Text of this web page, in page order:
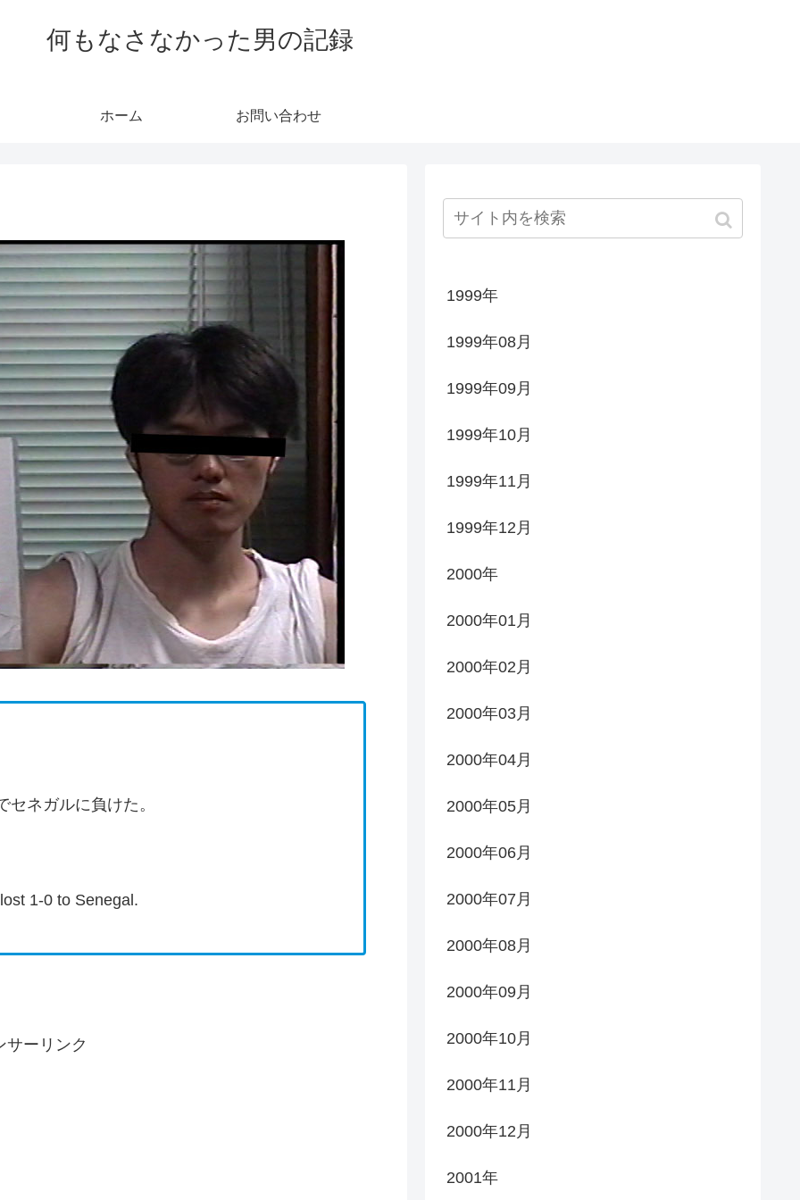
何もなさなかった男の記録
ホーム お問い合わせ
ネガルに負けた。
1-0 to Senegal.
サーリンク
1999年
1999年08月
1999年09月
1999年10月
1999年11月
1999年12月
2000年
2000年01月
2000年02月
2000年03月
2000年04月
2000年05月
2000年06月
2000年07月
2000年08月
2000年09月
2000年10月
2000年11月
2000年12月
2001年